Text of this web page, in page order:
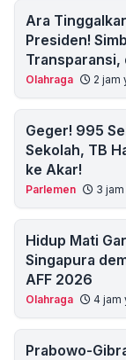
Ara
Presiden!
Transparansi,
Olahraga 2 jam
Geger! 995
Sekolah, TB
ke Akar!
Parlemen 3
Hidup Mati
Singapura
AFF 2026
Olahraga 4 jam
Prabowo-